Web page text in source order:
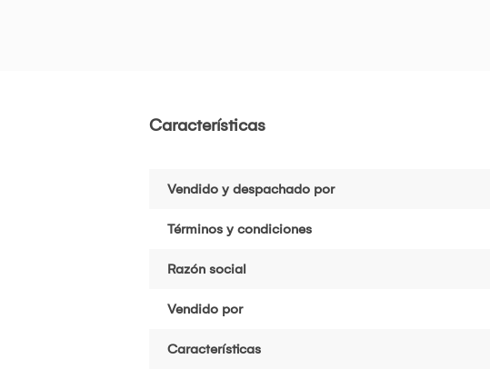
Características
Vendido y despachado por
Términos y condiciones
Razón social
Vendido por
Características